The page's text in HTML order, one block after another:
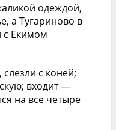
одеждой,
а Тугариново в
с Екимом
с коней;
входит —
на все четыре